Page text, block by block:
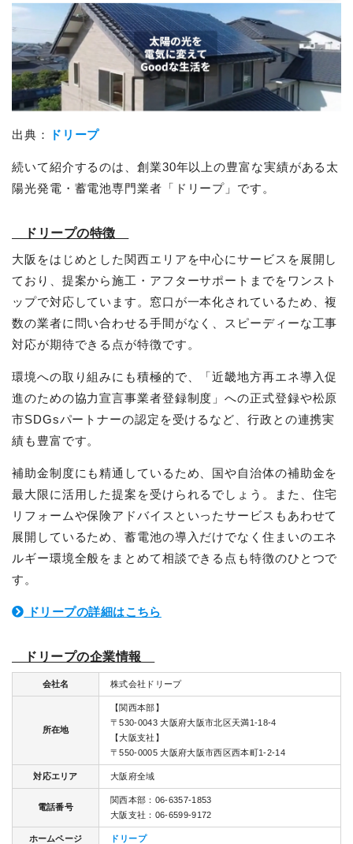
出典： ドリープ
続いて紹介するのは、創業30年以上の豊富な実績がある太
陽光発電・蓄電池専門業者「ドリープ」です。
ドリープの特徴
大阪をはじめとした関西エリアを中心にサービスを展開し
ており、提案から施工・アフターサポートまでをワンスト
ップで対応しています。窓口が一本化されているため、複
数の業者に問い合わせる手間がなく、スピーディーな工事
対応が期待できる点が特徴です。
環境への取り組みにも積極的で、「近畿地方再エネ導入促
進のための協力宣言事業者登録制度」への正式登録や松原
市SDGsパートナーの認定を受けるなど、行政との連携実
績も豊富です。
補助金制度にも精通しているため、国や自治体の補助金を
最大限に活用した提案を受けられるでしょう。また、住宅
リフォームや保険アドバイスといったサービスもあわせて
展開しているため、蓄電池の導入だけでなく住まいのエネ
ルギー環境全般をまとめて相談できる点も特徴のひとつで
す。
ドリープの詳細はこちら
ドリープの企業情報
会社名 株式会社ドリープ
所在地
【関西本部】
〒530-0043 大阪府大阪市北区天満1-18-4
【大阪支社】
〒550-0005 大阪府大阪市西区西本町1-2-14
対応エリア 大阪府全域
電話番号
関西本部：06-6357-1853
大阪支社：06-6599-9172
ホームページ ドリープ